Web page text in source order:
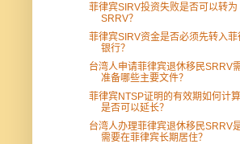
菲律宾SIRV投资失败是否可以转为
SRRV？
菲律宾SIRV资金是否必须先转入菲
银行？
台湾人申请菲律宾退休移民SRRV
准备哪些主要文件？
菲律宾NTSP证明的有效期如何计算
是否可以延长？
台湾人办理菲律宾退休移民SRRV
需要在菲律宾长期居住？